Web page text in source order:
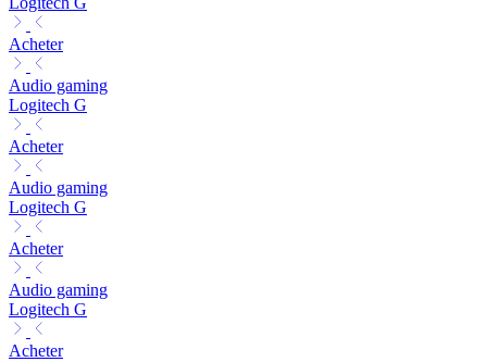
Acheter
Audio gaming
Logitech G
Acheter
Audio gaming
Logitech G
Acheter
Audio gaming
Logitech G
Acheter